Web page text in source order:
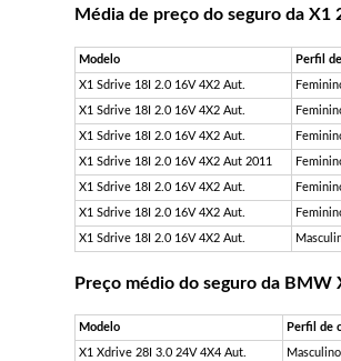
Média de preço do seguro da X1
Modelo Perfil
X1 Sdrive 18I 2.0 16V 4X2 Aut.
X1 Sdrive 18I 2.0 16V 4X2 Aut.
X1 Sdrive 18I 2.0 16V 4X2 Aut.
X1 Sdrive 18I 2.0 16V 4X2 Aut 2011
X1 Sdrive 18I 2.0 16V 4X2 Aut.
X1 Sdrive 18I 2.0 16V 4X2 Aut.
X1 Sdrive 18I 2.0 16V 4X2 Aut.
Preço médio do seguro da BMW
Modelo Perfil de
X1 Xdrive 28I 3.0 24V 4X4 Aut.